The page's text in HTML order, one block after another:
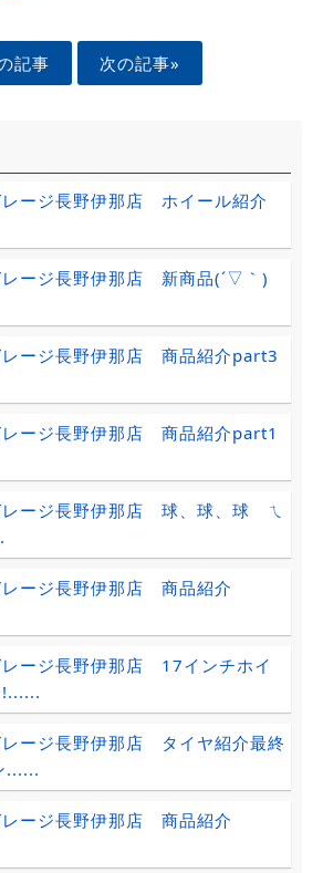
記事 次の記事»
レージ長野伊那店 ホイール紹介
レージ長野伊那店 新商品(´▽｀)
レージ長野伊那店 商品紹介part3
レージ長野伊那店 商品紹介part1
レージ長野伊那店 球、球、球 ㄟ
レージ長野伊那店 商品紹介
レージ長野伊那店 17インチホイ
レージ長野伊那店 タイヤ紹介最終
......
レージ長野伊那店 商品紹介